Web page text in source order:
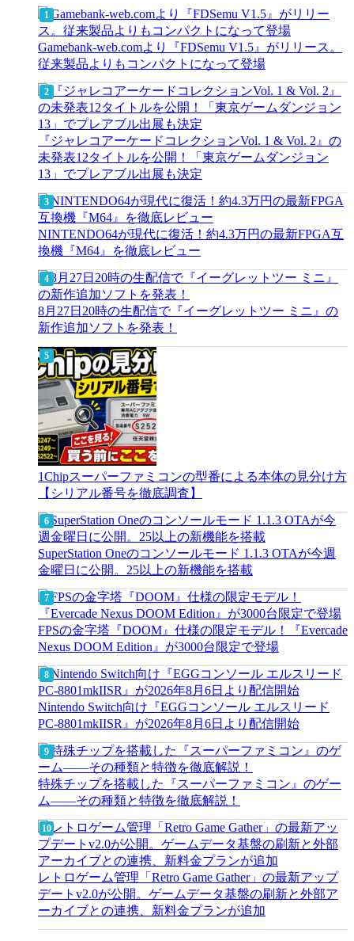
Gamebank-web.comより『FDSemu V1.5』がリリース。
従来製品よりもコンパクトになって登場
『ジャレコアーケードコレクションVol. 1 & Vol. 2』の
未発表12タイトルを公開！「東京ゲームダンジョン
13」でプレアブル出展も決定
NINTENDO64が現代に復活！約4.3万円の最新FPGA互
換機『M64』を徹底レビュー
8月27日20時の生配信で『イーグレットツー ミニ』の
新作追加ソフトを発表！
1Chipスーパーファミコンの型番による本体の見分け方
【シリアル番号を徹底調査】
SuperStation Oneのコンソールモード 1.1.3 OTAが今週
金曜日に公開。25以上の新機能を搭載
FPSの金字塔『DOOM』仕様の限定モデル！『Evercade
Nexus DOOM Edition』が3000台限定で登場
Nintendo Switch向け『EGGコンソール エルスリード
PC-8801mkIISR』が2026年8月6日より配信開始
特殊チップを搭載した『スーパーファミコン』のゲー
ム――その種類と特徴を徹底解説！
レトロゲーム管理「Retro Game Gather」の最新アップ
デートv2.0が公開。ゲームデータ基盤の刷新と外部ア
ーカイブとの連携、新料金プランが追加